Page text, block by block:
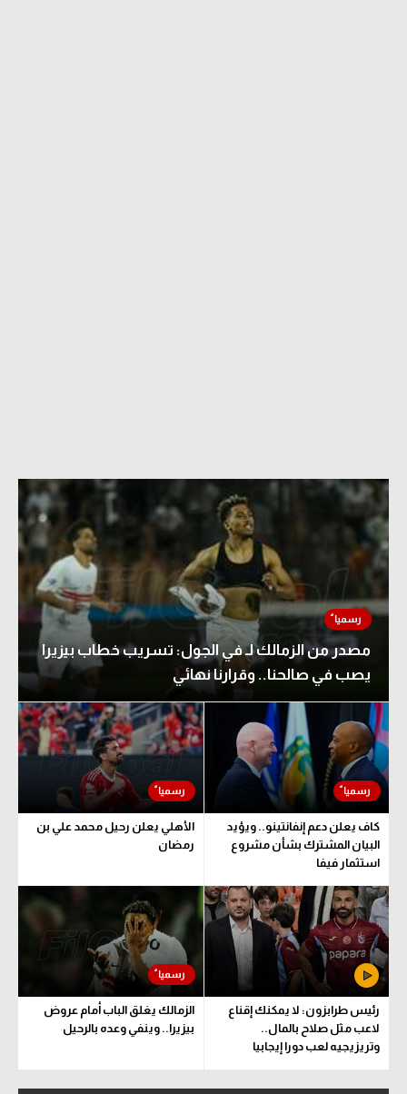
مصدر من الزمالك لـ في الجول: تسريب خطاب بيزيرا
يصب في صالحنا.. وقرارنا نهائي
كاف يعلن دعم إنفانتينو.. ويؤيد
البيان المشترك بشأن مشروع
استثمار فيفا
الأهلي يعلن رحيل محمد علي بن
رمضان
رئيس طرابزون: لا يمكنك إقناع
لاعب مثل صلاح بالمال..
وتريزيجيه لعب دورا إيجابيا
الزمالك يغلق الباب أمام عروض
بيزيرا.. وينفي وعده بالرحيل